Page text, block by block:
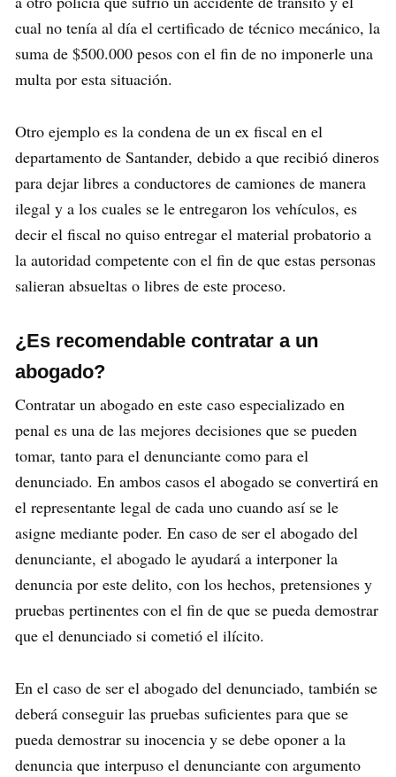
cual no tenía al día el certificado de técnico mecánico, la
suma de $500.000 pesos con el fin de no imponerle una
multa por esta situación.
Otro ejemplo es la condena de un ex fiscal en el
departamento de Santander, debido a que recibió dineros
para dejar libres a conductores de camiones de manera
ilegal y a los cuales se le entregaron los vehículos, es
decir el fiscal no quiso entregar el material probatorio a
la autoridad competente con el fin de que estas personas
salieran absueltas o libres de este proceso.
¿Es recomendable contratar a un
abogado?
Contratar un abogado en este caso especializado en
penal es una de las mejores decisiones que se pueden
tomar, tanto para el denunciante como para el
denunciado. En ambos casos el abogado se convertirá en
el representante legal de cada uno cuando así se le
asigne mediante poder. En caso de ser el abogado del
denunciante, el abogado le ayudará a interponer la
denuncia por este delito, con los hechos, pretensiones y
pruebas pertinentes con el fin de que se pueda demostrar
que el denunciado si cometió el ilícito.
En el caso de ser el abogado del denunciado, también se
deberá conseguir las pruebas suficientes para que se
pueda demostrar su inocencia y se debe oponer a la
denuncia que interpuso el denunciante con argumento